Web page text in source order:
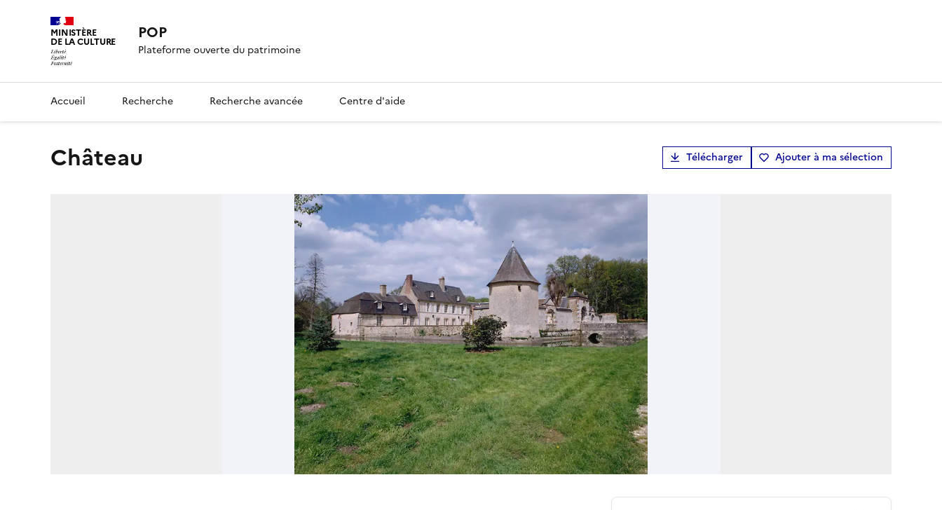
MINISTÈRE
DE LA CULTURE POP
Plateforme ouverte du patrimoine
Accueil Recherche Recherche avancée Centre d'aide
château Télécharger Ajouter à ma sélection